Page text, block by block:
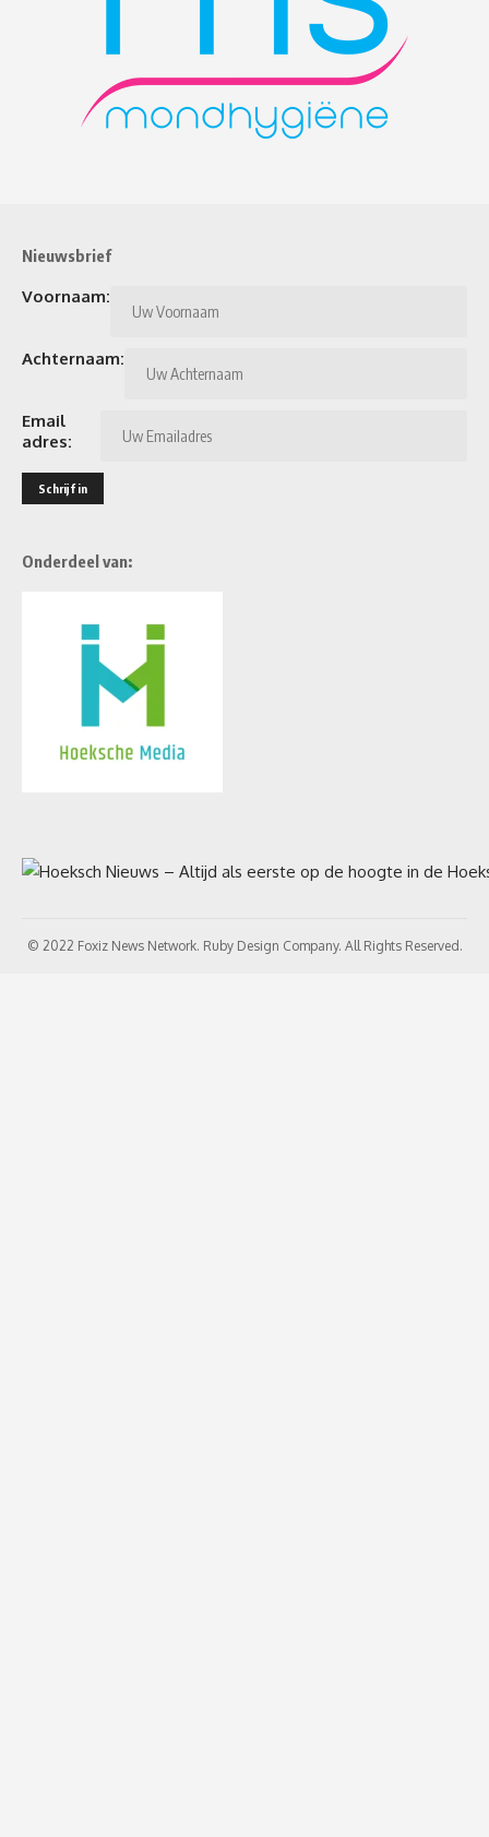
Nieuwsbrief
Voornaam:
Achternaam:
Email
adres:
Onderdeel van:
© 2022 Foxiz News Network. Ruby Design Company. All Rights Reserved.